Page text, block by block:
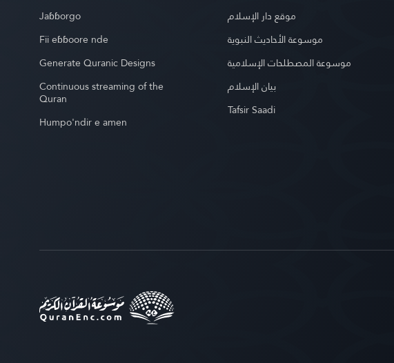
Jaɓɓorgo
Fii eɓɓoore nde
Generate Quranic Designs
Continuous streaming of the
Quran
Humpo'ndir e amen
موقع دار الإسلام
موسوعة الأحاديث النبوية
موسوعة المصطلحات الإسلامية
بيان الإسلام
Tafsir Saadi